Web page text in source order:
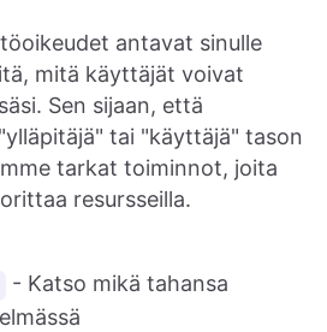
antavat sinulle
mitä käyttäjät voivat
Sen sijaan, että
tai "käyttäjä" tason
tarkat toiminnot, joita
resursseilla.
- Katso mikä tahansa